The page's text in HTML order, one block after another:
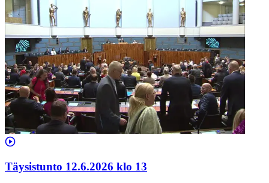
Täysistunto 12.6.2026 klo 13